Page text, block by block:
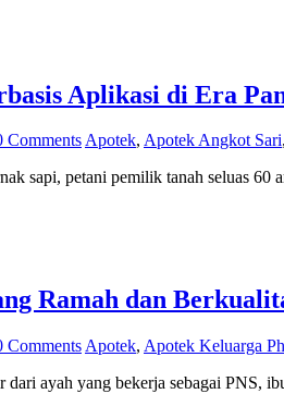
Aplikasi di Era
CommentsApotek, Apotek Angkot Sari,
sapi, petani pemilik tanah seluas 60
Ramah dan
Comments Apotek, Apotek Keluarga
ayah yang bekerja sebagai PNS,